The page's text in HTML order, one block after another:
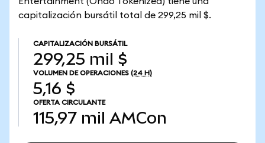
capitalización bursátil total de 299,25 mil $.
CAPITALIZACIÓN BURSÁTIL
299,25 mil $
VOLUMEN DE OPERACIONES (24 H)
5,16 $
OFERTA CIRCULANTE
115,97 mil AMCon